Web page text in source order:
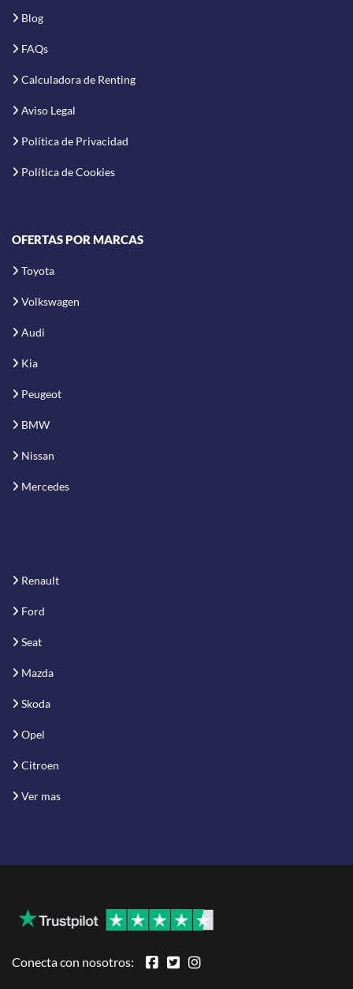
Blog
FAQs
Calculadora de Renting
Aviso Legal
Política de Privacidad
Política de Cookies
OFERTAS POR MARCAS
Toyota
Volkswagen
Audi
Kia
Peugeot
BMW
Nissan
Mercedes
Renault
Ford
Seat
Mazda
Skoda
Opel
Citroen
Ver mas
Conecta con nosotros: